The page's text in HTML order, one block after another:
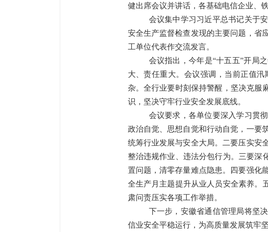
健出席会议并讲话，各基础电信企业、
会议集中学习习近平总书记关于
安全生产监督检查发现的主要问题，省
工单位代表作交流发言。
会议指出，今年是“十五五”开局
大、责任重大。会议强调，当前正值
杂。全行业要时刻保持警醒，坚决克服
识，坚决守牢行业安全发展底线。
会议要求，各单位要深入学习贯
政治自觉、 思想自觉和行动自觉 ，一要
统筹行业发展与安全大局。二要压实安
整治违规作业、违法分包行为。三要深
置问题，清零存量难点隐患。四要强化
全生产月主题提升从业人员安全素养。
肃问责压实各项工作举措。
下一步，安徽省通信管理局将坚
信业安全平稳运行，为高质量发展筑牢